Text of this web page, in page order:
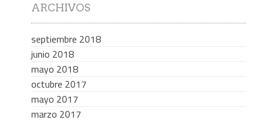
ARCHIVOS
septiembre 2018
junio 2018
mayo 2018
octubre 2017
mayo 2017
marzo 2017